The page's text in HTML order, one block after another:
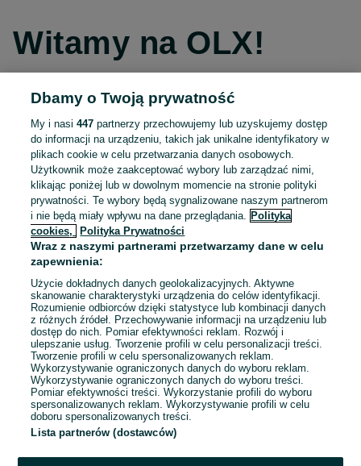
Witamy na OLX!
Kontynuuj przez Facebooka
Kontynuuj przez konto Apple
Kontynuuj przez konto Google
LUB
E-mail
Hasło
Dbamy o Twoją prywatność
My i nasi447 partnerzy przechowujemy lub uzyskujemy dostęp
do informacji na urządzeniu, takich jak unikalne identyfikatory w
plikach cookie w celu przetwarzania danych osobowych.
Użytkownik może zaakceptować wybory lub zarządzać nimi,
klikając poniżej lub w dowolnym momencie na stronie polityki
prywatności. Te wybory będą sygnalizowane naszym partnerom
i nie będą miały wpływu na dane przeglądania.
Polityka
cookies,
Polityka Prywatności
Wraz z naszymi partnerami przetwarzamy dane w celu
zapewnienia:
Użycie dokładnych danych geolokalizacyjnych. Aktywne
skanowanie charakterystyki urządzenia do celów identyfikacji.
Rozumienie odbiorców dzięki statystyce lub kombinacji danych
z różnych źródeł. Przechowywanie informacji na urządzeniu lub
dostęp do nich. Pomiar efektywności reklam. Rozwój i
ulepszanie usług. Tworzenie profili w celu personalizacji treści.
Tworzenie profili w celu spersonalizowanych reklam.
Wykorzystywanie ograniczonych danych do wyboru reklam.
Wykorzystywanie ograniczonych danych do wyboru treści.
Pomiar efektywności treści. Wykorzystanie profili do wyboru
spersonalizowanych reklam. Wykorzystywanie profili w celu
doboru spersonalizowanych treści.
Lista partnerów (dostawców)